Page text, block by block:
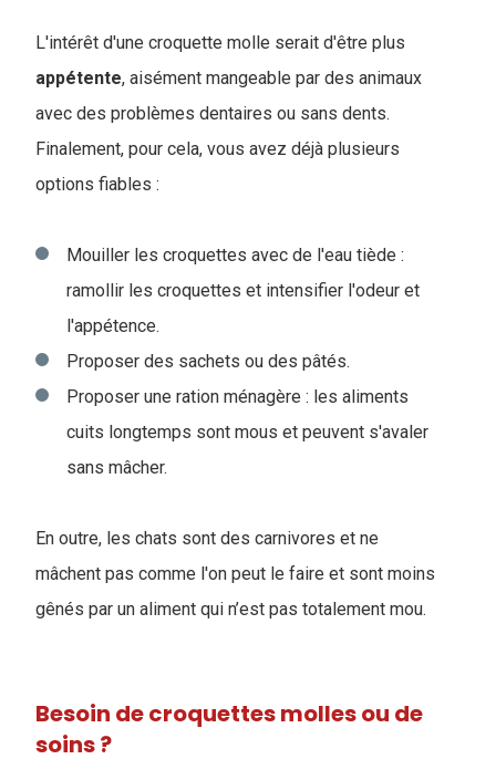
L'intérêt d'une croquette molle serait d'être plus
appétente, aisément mangeable par des animaux
avec des problèmes dentaires ou sans dents.
Finalement, pour cela, vous avez déjà plusieurs
options fiables :
Mouiller les croquettes avec de l'eau tiède :
ramollir les croquettes et intensifier l'odeur et
l'appétence.
Proposer des sachets ou des pâtés.
Proposer une ration ménagère : les aliments
cuits longtemps sont mous et peuvent s'avaler
sans mâcher.
En outre, les chats sont des carnivores et ne
mâchent pas comme l'on peut le faire et sont moins
gênés par un aliment qui n’est pas totalement mou.
Besoin de croquettes molles ou de
soins ?